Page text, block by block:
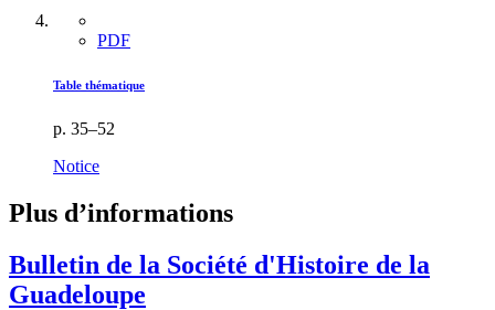
PDF
Table thématique
p. 35–52
Notice
Plus d’informations
Bulletin de la Société d'Histoire de la
Guadeloupe